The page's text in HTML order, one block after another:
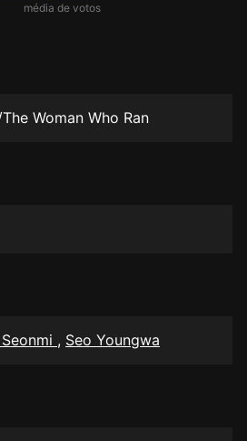
média de votos
Woman Who Ran
, Seo Youngwa